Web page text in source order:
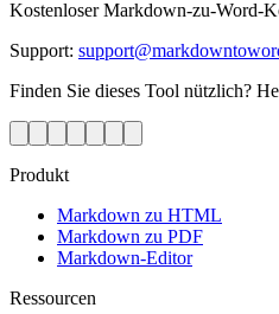
Kostenloser Markdown-zu-Word-
Support:
Finden Sie dieses Tool nützlich?
Produkt
Markdown zu HTML
Markdown zu PDF
Markdown-Editor
Ressourcen